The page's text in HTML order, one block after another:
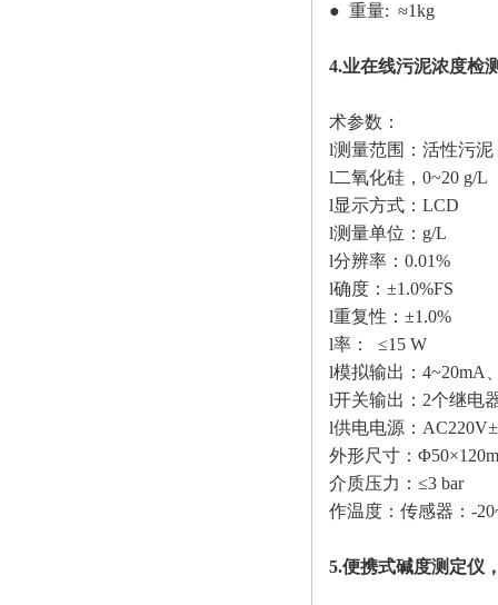
● 重量: ≈1kg
4.业在线污泥浓度检
术参数：
l测量范围：活性污泥
l二氧化硅，0~20 g/L
l显示方式：LCD
l测量单位：g/L
l分辨率：0.01%
l确度：±1.0%FS
l重复性：±1.0%
l率： ≤15 W
l模拟输出：4~20mA
l开关输出：2个继电
l供电电源：
外形尺寸：
介质压力： ≤3 bar
作温度：传感器： -
5.便携式碱度测定仪